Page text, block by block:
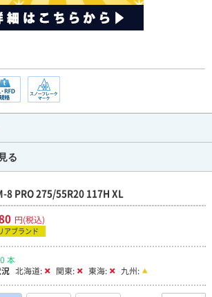
る
8 PRO 275/55R20 117H XL
円(税込)
アブランド
本
北海道: 関東: 東海: 九州: